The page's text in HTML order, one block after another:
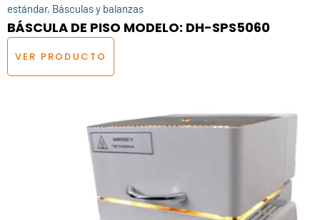
estándar, Básculas y balanzas
BÁSCULA DE PISO MODELO: DH-SPS5060
VER PRODUCTO